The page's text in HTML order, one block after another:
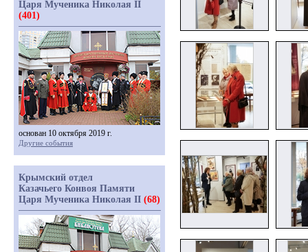
Царя Мученика Николая II
(401)
основан 10 октября 2019 г.
Другие события
Крымский отдел
Казачьего Конвоя Памяти
Царя Мученика Николая II (68)